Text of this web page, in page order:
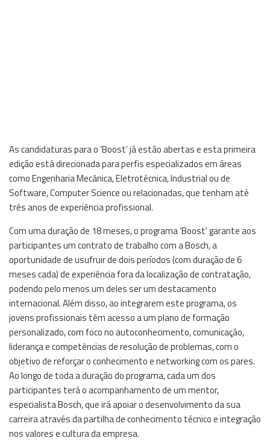
As candidaturas para o ‘Boost’ já estão abertas e esta primeira
edição está direcionada para perfis especializados em áreas
como Engenharia Mecânica, Eletrotécnica, Industrial ou de
Software, Computer Science ou relacionadas, que tenham até
três anos de experiência profissional.
Com uma duração de 18 meses, o programa ‘Boost’ garante aos
participantes um contrato de trabalho com a Bosch, a
oportunidade de usufruir de dois períodos (com duração de 6
meses cada) de experiência fora da localização de contratação,
podendo pelo menos um deles ser um destacamento
internacional. Além disso, ao integrarem este programa, os
jovens profissionais têm acesso a um plano de formação
personalizado, com foco no autoconhecimento, comunicação,
liderança e competências de resolução de problemas, com o
objetivo de reforçar o conhecimento e networking com os pares.
Ao longo de toda a duração do programa, cada um dos
participantes terá o acompanhamento de um mentor,
especialista Bosch, que irá apoiar o desenvolvimento da sua
carreira através da partilha de conhecimento técnico e integração
nos valores e cultura da empresa.